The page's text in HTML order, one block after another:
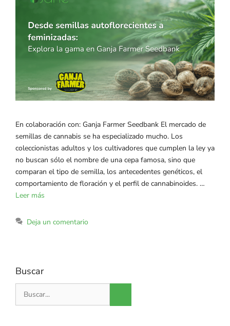
En colaboración con: Ganja Farmer Seedbank El mercado de
semillas de cannabis se ha especializado mucho. Los
coleccionistas adultos y los cultivadores que cumplen la ley ya
no buscan sólo el nombre de una cepa famosa, sino que
comparan el tipo de semilla, los antecedentes genéticos, el
comportamiento de floración y el perfil de cannabinoides. …
Leer más
Deja un comentario
Buscar